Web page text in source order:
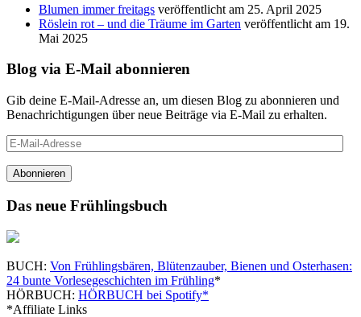
Blumen immer freitags veröffentlicht am 25. April 2025
Röslein rot – und die Träume im Garten veröffentlicht am 19.
Mai 2025
Blog via E-Mail abonnieren
Gib deine E-Mail-Adresse an, um diesen Blog zu abonnieren und
Benachrichtigungen über neue Beiträge via E-Mail zu erhalten.
E-
Mail-
Adresse
Abonnieren
Das neue Frühlingsbuch
BUCH: Von Frühlingsbären, Blütenzauber, Bienen und Osterhasen:
24 bunte Vorlesegeschichten im Frühling*
HÖRBUCH: HÖRBUCH bei Spotify*
*Affiliate Links